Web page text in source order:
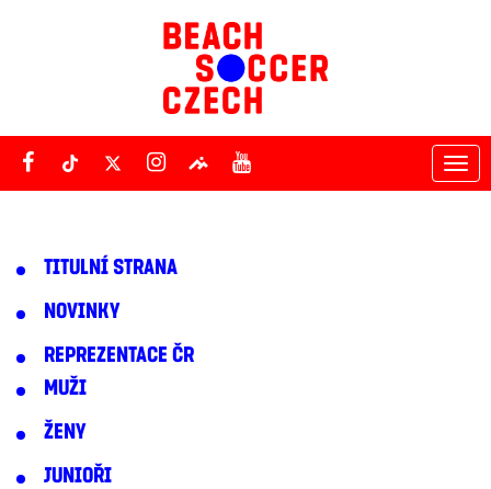
TITULNÍ STRANA
NOVINKY
REPREZENTACE ČR
MUŽI
ŽENY
JUNIOŘI